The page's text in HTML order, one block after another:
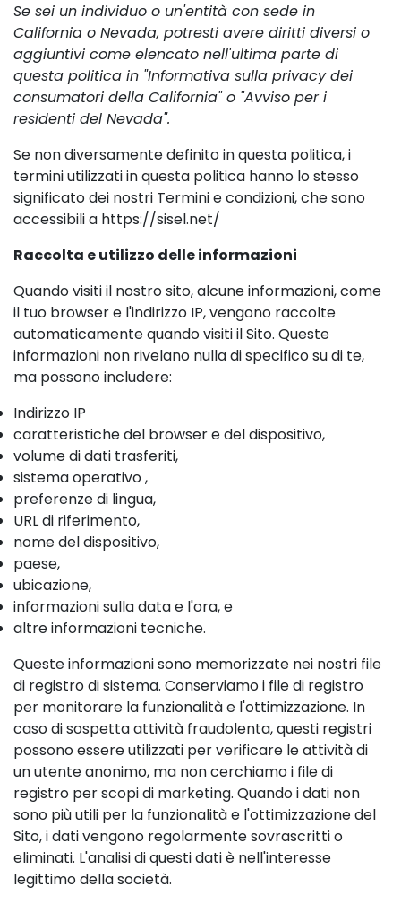
Se sei un individuo o un'entità con sede in
California o Nevada, potresti avere diritti diversi o
aggiuntivi come elencato nell'ultima parte di
questa politica in "Informativa sulla privacy dei
consumatori della California" o "Avviso per i
residenti del Nevada".
Se non diversamente definito in questa politica, i
termini utilizzati in questa politica hanno lo stesso
significato dei nostri Termini e condizioni, che sono
accessibili a https://sisel.net/
Raccolta e utilizzo delle informazioni
Quando visiti il nostro sito, alcune informazioni, come
il tuo browser e l'indirizzo IP, vengono raccolte
automaticamente quando visiti il Sito. Queste
informazioni non rivelano nulla di specifico su di te,
ma possono includere:
Indirizzo IP
caratteristiche del browser e del dispositivo,
volume di dati trasferiti,
sistema operativo ,
preferenze di lingua,
URL di riferimento,
nome del dispositivo,
paese,
ubicazione,
informazioni sulla data e l'ora, e
altre informazioni tecniche.
Queste informazioni sono memorizzate nei nostri file
di registro di sistema. Conserviamo i file di registro
per monitorare la funzionalità e l'ottimizzazione. In
caso di sospetta attività fraudolenta, questi registri
possono essere utilizzati per verificare le attività di
un utente anonimo, ma non cerchiamo i file di
registro per scopi di marketing. Quando i dati non
sono più utili per la funzionalità e l'ottimizzazione del
Sito, i dati vengono regolarmente sovrascritti o
eliminati. L'analisi di questi dati è nell'interesse
legittimo della società.